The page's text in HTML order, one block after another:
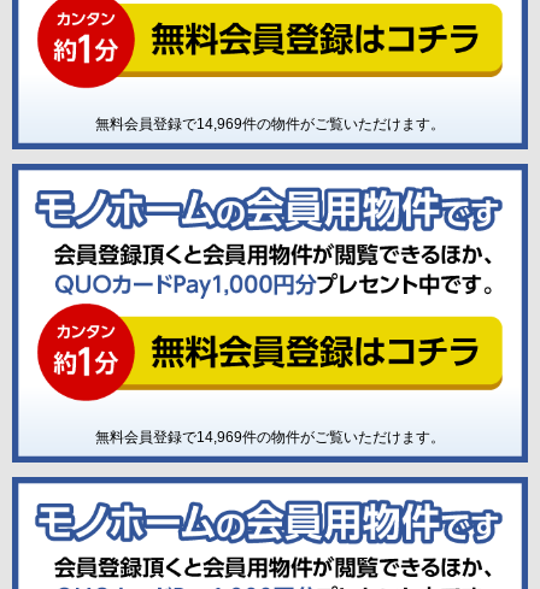
無料会員登録で14,969件の物件がご覧いただけます。
無料会員登録で14,969件の物件がご覧いただけます。